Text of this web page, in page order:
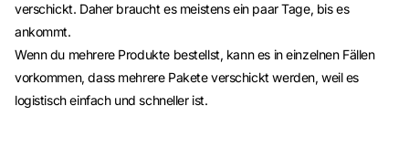
verschickt. Daher braucht es meistens ein paar Tage, bis es
ankommt.
Wenn du mehrere Produkte bestellst, kann es in einzelnen Fällen
vorkommen, dass mehrere Pakete verschickt werden, weil es
logistisch einfach und schneller ist.